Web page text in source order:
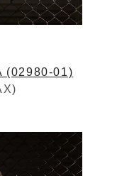
(02980-01)